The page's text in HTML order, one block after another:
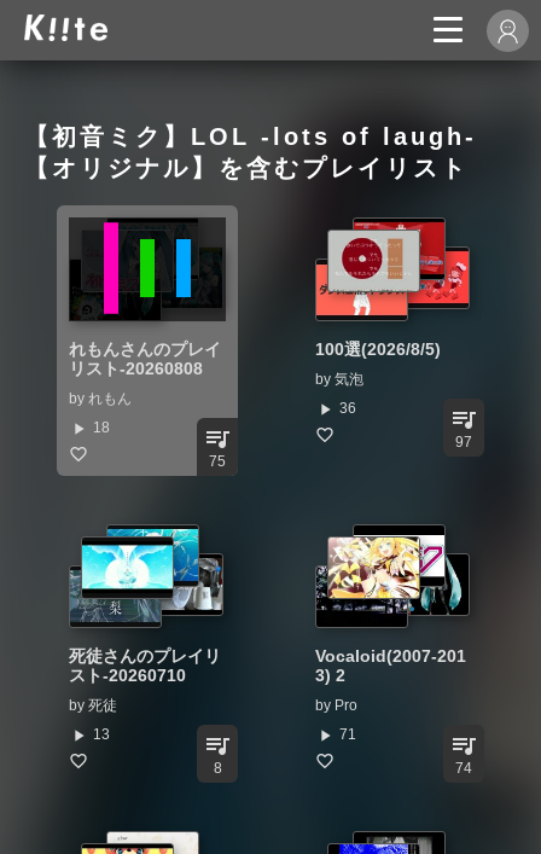
【初音ミク】LOL -lots of laugh-
【オリジナル】を含むプレイリスト
れもんさんのプレイ
リスト-20260808
by れもん
play_arrow 18 queue_music
75
100選(2026/8/5)
by 気泡
play_arrow 36 queue_music
97
死徒さんのプレイリ
スト-20260710
by 死徒
play_arrow 13 queue_music
8
Vocaloid(2007-201
3) 2
by Pro
play_arrow 71 queue_music
74